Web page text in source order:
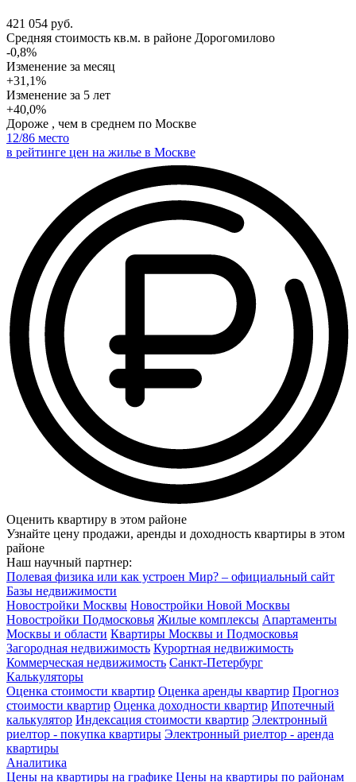
421 054 руб.
Cредняя стоимость кв.м. в районе Дорогомилово
-0,8%
Изменение за месяц
+31,1%
Изменение за 5 лет
+40,0%
Дороже , чем в среднем по Москве
12/86 место
в рейтинге цен на жилье в Москве
Оценить квартиру в этом районе
Узнайте цену продажи, аренды и доходность квартиры в этом
районе
Наш научный партнер:
Полевая физика или как устроен Мир? – официальный сайт
Базы недвижимости
Новостройки Москвы Новостройки Новой Москвы
Новостройки Подмосковья Жилые комплексы Апартаменты
Москвы и области Квартиры Москвы и Подмосковья
Загородная недвижимость Курортная недвижимость
Коммерческая недвижимость Санкт-Петербург
Калькуляторы
Оценка стоимости квартир Оценка аренды квартир Прогноз
стоимости квартир Оценка доходности квартир Ипотечный
калькулятор Индексация стоимости квартир Электронный
риелтор - покупка квартиры Электронный риелтор - аренда
квартиры
Аналитика
Цены на квартиры на графике Цены на квартиры по районам